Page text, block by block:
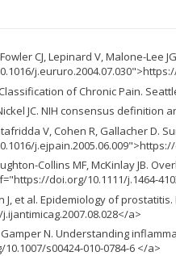
CJ, Lepinard V, Malone-Lee
of Chronic Pain.
JC. NIH consensus definition
V, Cohen R, Gallacher D.
Collins MF, McKinlay JB.
doi.org/10.1111/j.1464-
J, et al. Epidemiology of
a>
Gamper N. Understanding
s00424-010-0784-6 </a>